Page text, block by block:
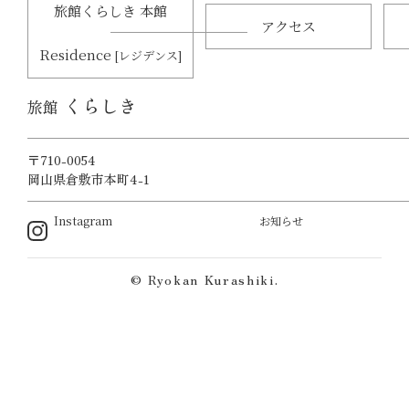
旅館くらしき 本館
Residence [レジデンス]
アクセス
旅館 くらしき
〒710-0054
岡山県倉敷市本町4-1
Instagram お知らせ
© Ryokan Kurashiki.